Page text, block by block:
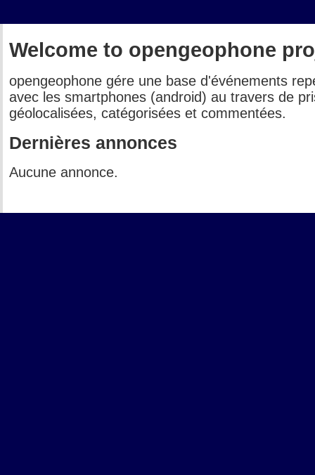
Welcome to opengeophone
opengeophone gére une base d'événements
avec les smartphones (android) au travers de
géolocalisées, catégorisées et commentées.
Dernières annonces
Aucune annonce.